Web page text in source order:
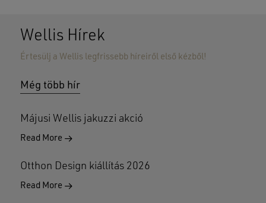
Wellis Hírek
Értesülj a Wellis legfrissebb híreiről első kézből!
Még több hír
Májusi Wellis jakuzzi akció
Read More
Otthon Design kiállítás 2026
Read More